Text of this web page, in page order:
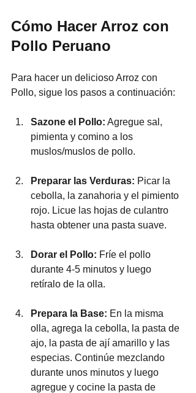
Cómo Hacer Arroz con
Pollo Peruano
Para hacer un delicioso Arroz con
Pollo, sigue los pasos a continuación:
Sazone el Pollo: Agregue sal,
pimienta y comino a los
muslos/muslos de pollo.
Preparar las Verduras: Picar la
cebolla, la zanahoria y el pimiento
rojo. Licue las hojas de culantro
hasta obtener una pasta suave.
Dorar el Pollo: Fríe el pollo
durante 4-5 minutos y luego
retíralo de la olla.
Prepara la Base: En la misma
olla, agrega la cebolla, la pasta de
ajo, la pasta de ají amarillo y las
especias. Continúe mezclando
durante unos minutos y luego
agregue y cocine la pasta de